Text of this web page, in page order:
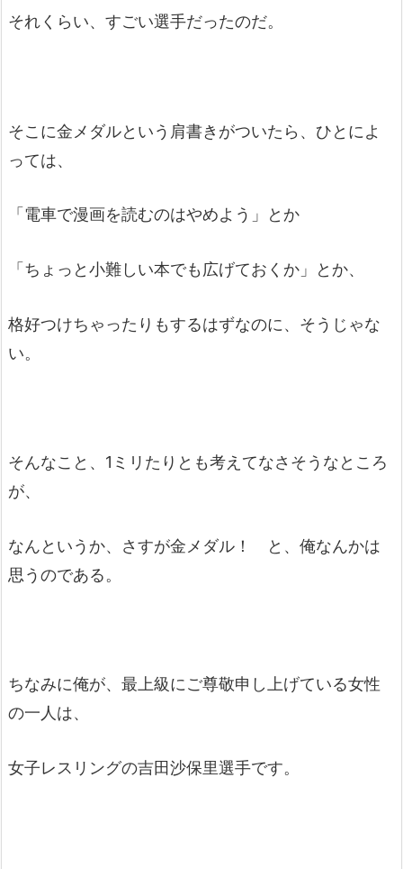
それくらい、すごい選手だったのだ。
そこに金メダルという肩書きがついたら、ひとによ
っては、
「電車で漫画を読むのはやめよう」とか
「ちょっと小難しい本でも広げておくか」とか、
格好つけちゃったりもするはずなのに、そうじゃな
い。
そんなこと、1ミリたりとも考えてなさそうなところ
が、
なんというか、さすが金メダル！ と、俺なんかは
思うのである。
ちなみに俺が、最上級にご尊敬申し上げている女性
の一人は、
女子レスリングの吉田沙保里選手です。